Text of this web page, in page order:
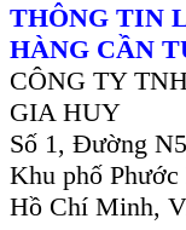
THÔNG TIN
HÀNG CẦN
CÔNG TY
GIA HUY
Số 1, Đường
Khu phố
Hồ Chí Minh,